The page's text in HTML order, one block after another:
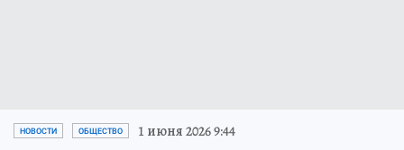
НОВОСТИ ОБЩЕСТВО 1 июня 2026 9:44